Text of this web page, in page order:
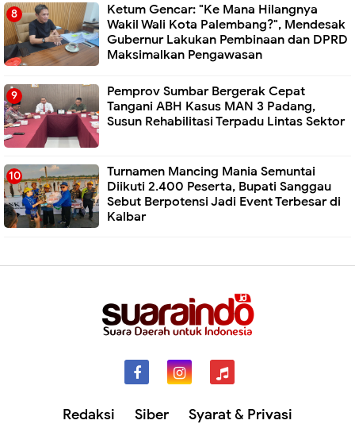
Ketum Gencar: "Ke Mana Hilangnya
Wakil Wali Kota Palembang?", Mendesak
Gubernur Lakukan Pembinaan dan DPRD
Maksimalkan Pengawasan
Pemprov Sumbar Bergerak Cepat
Tangani ABH Kasus MAN 3 Padang,
Susun Rehabilitasi Terpadu Lintas Sektor
Turnamen Mancing Mania Semuntai
Diikuti 2.400 Peserta, Bupati Sanggau
Sebut Berpotensi Jadi Event Terbesar di
Kalbar
Redaksi Siber Syarat & Privasi